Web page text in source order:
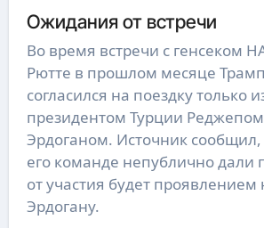
Ожидания от встречи
Во время встречи с генсеком
Рютте в прошлом месяце
согласился на поездку только
президентом Турции
Эрдоганом. Источник сообщил,
его команде непублично дали
от участия будет
Эрдогану.